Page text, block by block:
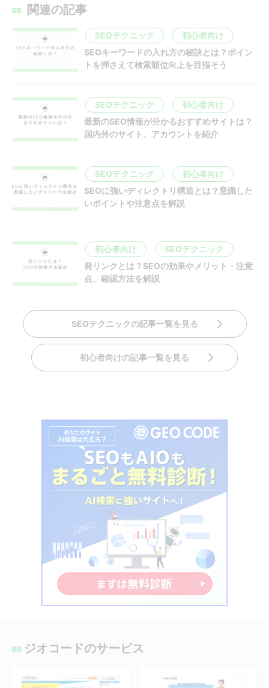
関連の記事
SEOテクニック
初心者向け
SEOキーワードの入れ方の秘訣とは？ポイン
トを押さえて検索順位向上を目指そう
SEOテクニック
初心者向け
最新のSEO情報が分かるおすすめサイトは？
国内外のサイト、アカウントを紹介
SEOテクニック
初心者向け
SEOに強いディレクトリ構造とは？意識した
いポイントや注意点を解説
初心者向け
SEOテクニック
発リンクとは？SEOの効果やメリット・注意
点、確認方法を解説
SEOテクニックの記事一覧を見る
初心者向けの記事一覧を見る
ジオコードのサービス